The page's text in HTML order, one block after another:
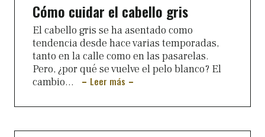
Cómo cuidar el cabello gris
El cabello gris se ha asentado como
tendencia desde hace varias temporadas,
tanto en la calle como en las pasarelas.
Pero, ¿por qué se vuelve el pelo blanco? El
cambio...
Leer más